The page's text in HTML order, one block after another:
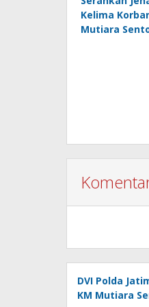
Kelima
Mutiara
DVI Polda
KM Mutiara